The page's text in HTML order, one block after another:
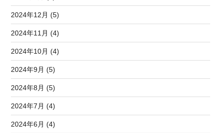
2024年12月 (5)
2024年11月 (4)
2024年10月 (4)
2024年9月 (5)
2024年8月 (5)
2024年7月 (4)
2024年6月 (4)